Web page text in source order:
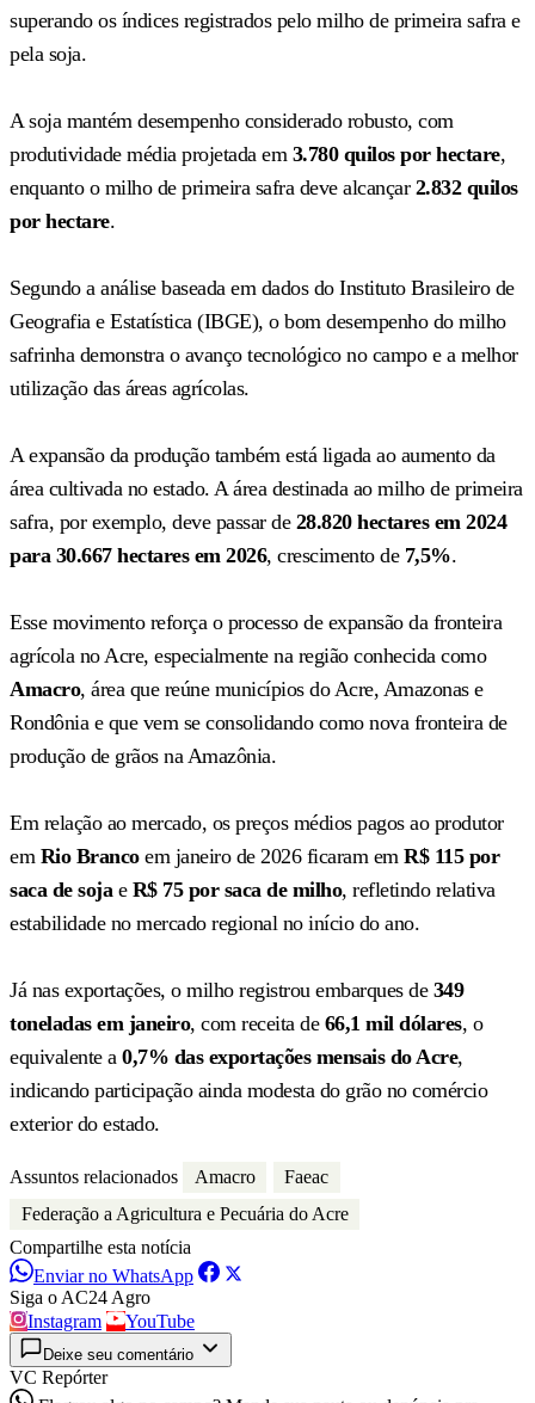
superando os índices registrados pelo milho de primeira safra e
pela soja.
A soja mantém desempenho considerado robusto, com
produtividade média projetada em 3.780 quilos por hectare,
enquanto o milho de primeira safra deve alcançar 2.832 quilos
por hectare.
Segundo a análise baseada em dados do Instituto Brasileiro de
Geografia e Estatística (IBGE), o bom desempenho do milho
safrinha demonstra o avanço tecnológico no campo e a melhor
utilização das áreas agrícolas.
A expansão da produção também está ligada ao aumento da
área cultivada no estado. A área destinada ao milho de primeira
safra, por exemplo, deve passar de 28.820 hectares em 2024
para 30.667 hectares em 2026, crescimento de 7,5%.
Esse movimento reforça o processo de expansão da fronteira
agrícola no Acre, especialmente na região conhecida como
Amacro, área que reúne municípios do Acre, Amazonas e
Rondônia e que vem se consolidando como nova fronteira de
produção de grãos na Amazônia.
Em relação ao mercado, os preços médios pagos ao produtor
em Rio Brancoem janeiro de 2026 ficaram em R$ 115 por
saca de soja e R$ 75 por saca de milho, refletindo relativa
estabilidade no mercado regional no início do ano.
Já nas exportações, o milho registrou embarques de 349
toneladas em janeiro, com receita de 66,1 mil dólares, o
equivalente a 0,7% das exportações mensais do Acre,
indicando participação ainda modesta do grão no comércio
exterior do estado.
Assuntos relacionados Amacro
Faeac
Federação a Agricultura e Pecuária do Acre
Compartilhe esta notícia
Enviar no WhatsApp
Siga o AC24 Agro
Instagram
YouTube
Deixe seu comentário
VC Repórter